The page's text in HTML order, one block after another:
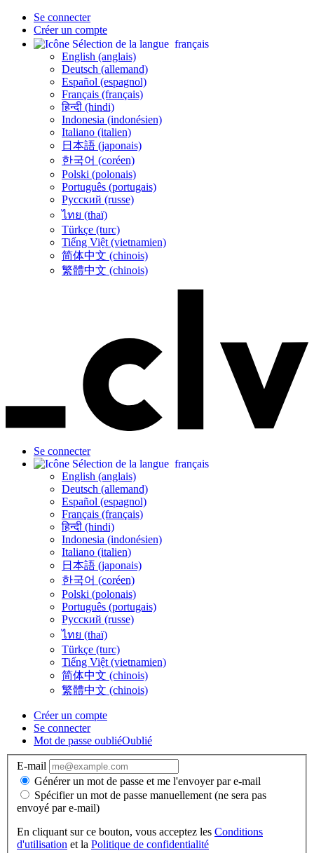
Se connecter
Créer un compte
français
English (anglais)
Deutsch (allemand)
Español (espagnol)
Français (français)
हिन्दी (hindi)
Indonesia (indonésien)
Italiano (italien)
日本語 (japonais)
한국어 (coréen)
Polski (polonais)
Português (portugais)
Русский (russe)
ไทย (thaï)
Türkçe (turc)
Tiếng Việt (vietnamien)
简体中文 (chinois)
繁體中文 (chinois)
Se connecter
français
English (anglais)
Deutsch (allemand)
Español (espagnol)
Français (français)
हिन्दी (hindi)
Indonesia (indonésien)
Italiano (italien)
日本語 (japonais)
한국어 (coréen)
Polski (polonais)
Português (portugais)
Русский (russe)
ไทย (thaï)
Türkçe (turc)
Tiếng Việt (vietnamien)
简体中文 (chinois)
繁體中文 (chinois)
Créer un compte
Se connecter
Mot de passe oubliéOublié
E-mail
Générer un mot de passe et me l'envoyer par e-mail
Spécifier un mot de passe manuellement (ne sera pas
envoyé par e-mail)
En cliquant sur ce bouton, vous acceptez les Conditions
d'utilisation et la Politique de confidentialité